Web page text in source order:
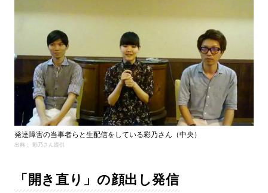
発達障害の当事者らと生配信をしている彩乃さん（中央）
出典： 彩乃さん提供
「開き直り」の顔出し発信